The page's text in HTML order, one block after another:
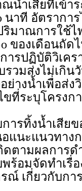
น้ำเสียที่เข้
นาที อัตรากา
มาณการใช้ไ
ของเดือนถัดไ
ารปฏิบัติวิเค
รวมส่งไม่เกิน
ย่างน้ำเพื่อส่
ขที่ระบุโครง
ารทิ้งน้ำเสีย
แนะแนวทาง
ตามผลการ
ร้อมจัดทำเรื่
ณ์ เกี่ยวกับก